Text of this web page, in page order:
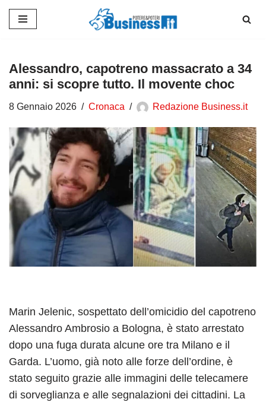
contenuto
Alessandro, capotreno massacrato a 34
anni: si scopre tutto. Il movente choc
8 Gennaio 2026 Cronaca Redazione Business.it
Marin Jelenic, sospettato dell’omicidio del capotreno
Alessandro Ambrosio a Bologna, è stato arrestato
dopo una fuga durata alcune ore tra Milano e il
Garda. L’uomo, già noto alle forze dell’ordine, è
stato seguito grazie alle immagini delle telecamere
di sorveglianza e alle segnalazioni dei cittadini. La